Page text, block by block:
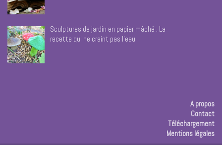
Sculptures de jardin en papier mâché : La
recette qui ne craint pas l’eau
A propos
Contact
Téléchargement
Mentions légales